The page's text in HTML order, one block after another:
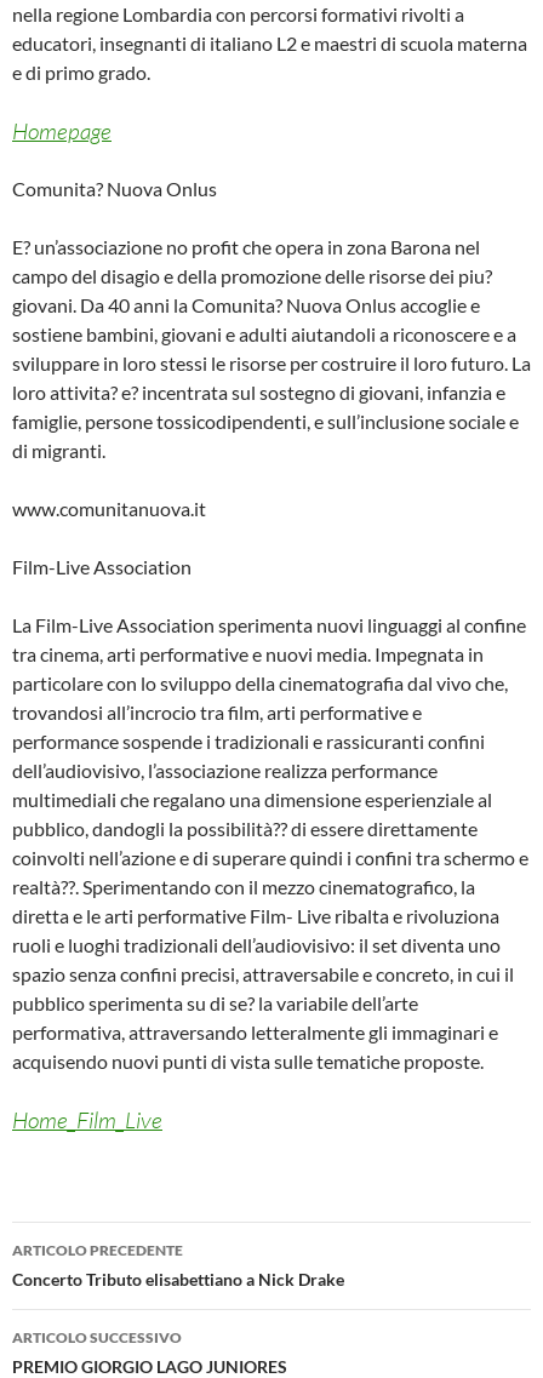
nella regione Lombardia con percorsi formativi rivolti a
educatori, insegnanti di italiano L2 e maestri di scuola materna
e di primo grado.
Homepage
Comunita? Nuova Onlus
E? un’associazione no profit che opera in zona Barona nel
campo del disagio e della promozione delle risorse dei piu?
giovani. Da 40 anni la Comunita? Nuova Onlus accoglie e
sostiene bambini, giovani e adulti aiutandoli a riconoscere e a
sviluppare in loro stessi le risorse per costruire il loro futuro. La
loro attivita? e? incentrata sul sostegno di giovani, infanzia e
famiglie, persone tossicodipendenti, e sull’inclusione sociale e
di migranti.
www.comunitanuova.it
Film-Live Association
La Film-Live Association sperimenta nuovi linguaggi al confine
tra cinema, arti performative e nuovi media. Impegnata in
particolare con lo sviluppo della cinematografia dal vivo che,
trovandosi all’incrocio tra film, arti performative e
performance sospende i tradizionali e rassicuranti confini
dell’audiovisivo, l’associazione realizza performance
multimediali che regalano una dimensione esperienziale al
pubblico, dandogli la possibilità?? di essere direttamente
coinvolti nell’azione e di superare quindi i confini tra schermo e
realtà??. Sperimentando con il mezzo cinematografico, la
diretta e le arti performative Film- Live ribalta e rivoluziona
ruoli e luoghi tradizionali dell’audiovisivo: il set diventa uno
spazio senza confini precisi, attraversabile e concreto, in cui il
pubblico sperimenta su di se? la variabile dell’arte
performativa, attraversando letteralmente gli immaginari e
acquisendo nuovi punti di vista sulle tematiche proposte.
Home_Film_Live
Navigazione
articolo
ARTICOLO PRECEDENTE
Concerto Tributo elisabettiano a Nick Drake
ARTICOLO SUCCESSIVO
PREMIO GIORGIO LAGO JUNIORES